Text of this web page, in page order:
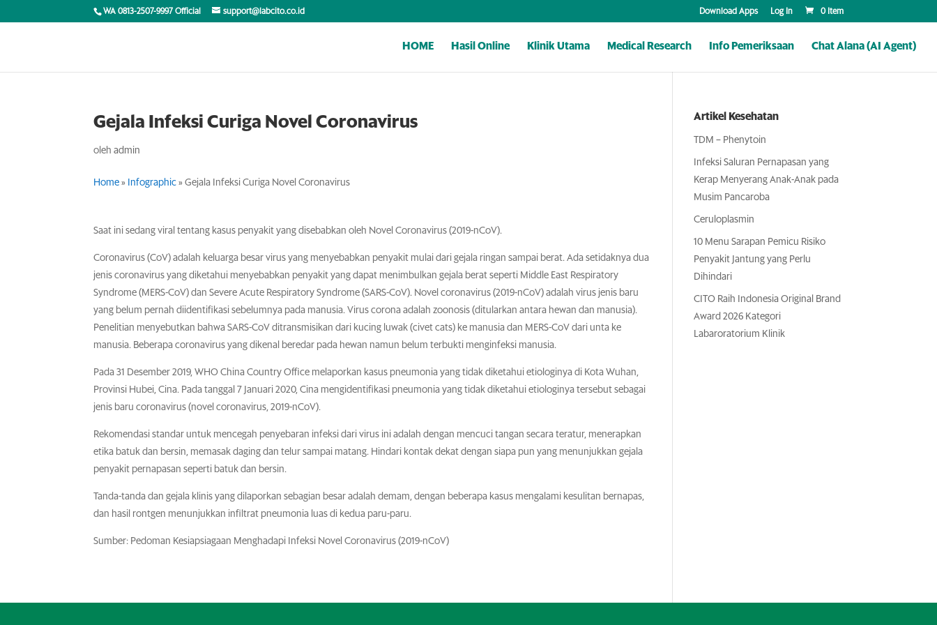
WA 0813-2507-9997 Official support@labcito.co.id Download Apps Log In 0 Item
HOME Hasil Online Klinik Utama Medical Research Info Pemeriksaan Chat Alana (AI Agent)
Gejala Infeksi Curiga Novel Coronavirus
olehadmin
Home » Infographic »Gejala Infeksi Curiga Novel Coronavirus
Saat ini sedang viral tentang kasus penyakit yang disebabkan oleh Novel Coronavirus (2019-nCoV).
Coronavirus (CoV) adalah keluarga besar virus yang menyebabkan penyakit mulai dari gejala ringan sampai berat. Ada setidaknya dua
jenis coronavirus yang diketahui menyebabkan penyakit yang dapat menimbulkan gejala berat seperti Middle East Respiratory
Syndrome (MERS-CoV) dan Severe Acute Respiratory Syndrome (SARS-CoV). Novel coronavirus (2019-nCoV) adalah virus jenis baru
yang belum pernah diidentifikasi sebelumnya pada manusia. Virus corona adalah zoonosis (ditularkan antara hewan dan manusia).
Penelitian menyebutkan bahwa SARS-CoV ditransmisikan dari kucing luwak (civet cats) ke manusia dan MERS-CoV dari unta ke
manusia. Beberapa coronavirus yang dikenal beredar pada hewan namun belum terbukti menginfeksi manusia.
Pada 31 Desember 2019, WHO China Country Office melaporkan kasus pneumonia yang tidak diketahui etiologinya di Kota Wuhan,
Provinsi Hubei, Cina. Pada tanggal 7 Januari 2020, Cina mengidentifikasi pneumonia yang tidak diketahui etiologinya tersebut sebagai
jenis baru coronavirus (novel coronavirus, 2019-nCoV).
Rekomendasi standar untuk mencegah penyebaran infeksi dari virus ini adalah dengan mencuci tangan secara teratur, menerapkan
etika batuk dan bersin, memasak daging dan telur sampai matang. Hindari kontak dekat dengan siapa pun yang menunjukkan gejala
penyakit pernapasan seperti batuk dan bersin.
Tanda-tanda dan gejala klinis yang dilaporkan sebagian besar adalah demam, dengan beberapa kasus mengalami kesulitan bernapas,
dan hasil rontgen menunjukkan infiltrat pneumonia luas di kedua paru-paru.
Sumber: Pedoman Kesiapsiagaan Menghadapi Infeksi Novel Coronavirus (2019-nCoV)
Artikel Kesehatan
TDM – Phenytoin
Infeksi Saluran Pernapasan yang
Kerap Menyerang Anak-Anak pada
Musim Pancaroba
Ceruloplasmin
10 Menu Sarapan Pemicu Risiko
Penyakit Jantung yang Perlu
Dihindari
CITO Raih Indonesia Original Brand
Award 2026 Kategori
Labaroratorium Klinik